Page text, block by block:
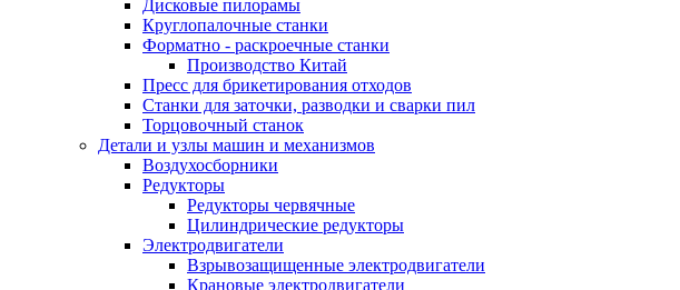
Дисковые пилорамы
Круглопалочные станки
Форматно - раскроечные станки
Производство Китай
Пресс для брикетирования отходов
Станки для заточки, разводки и сварки пил
Торцовочный станок
Детали и узлы машин и механизмов
Воздухосборники
Редукторы
Редукторы червячные
Цилиндрические редукторы
Электродвигатели
Взрывозащищенные электродвигатели
Крановые электродвигатели